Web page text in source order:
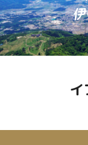
イ